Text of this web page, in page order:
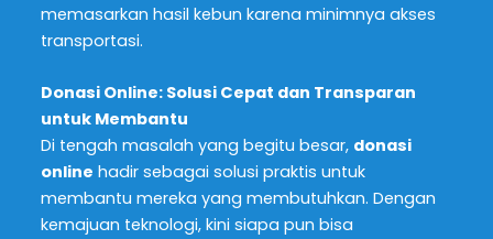
memasarkan hasil kebun karena minimnya akses
transportasi.
Donasi Online: Solusi Cepat dan Transparan
untuk Membantu
Di tengah masalah yang begitu besar, donasi
online hadir sebagai solusi praktis untuk
membantu mereka yang membutuhkan. Dengan
kemajuan teknologi, kini siapa pun bisa